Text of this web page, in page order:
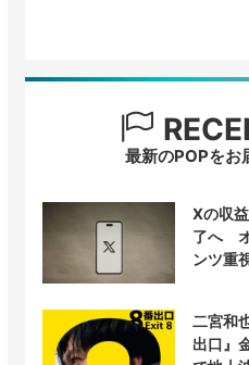
最新のPOPをお
Xの収
了へ
ンツ重
二宮和
出口』